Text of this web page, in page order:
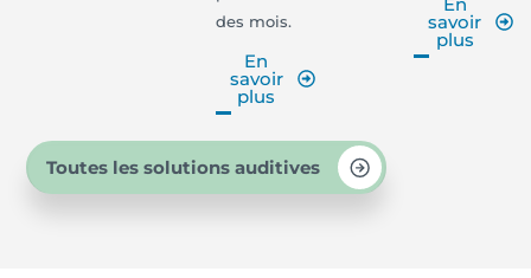
des mois.
En
savoir
plus
En
savoir
plus
Toutes les solutions auditives